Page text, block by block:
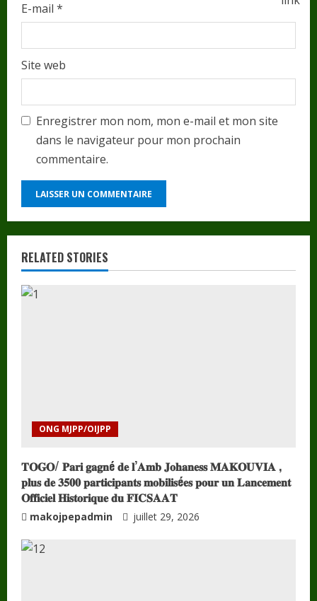
E-mail *
Site web
Enregistrer mon nom, mon e-mail et mon site
dans le navigateur pour mon prochain
commentaire.
RELATED STORIES
ONG MJPP/OIJPP
𝐓𝐎𝐆𝐎/ 𝐏𝐚𝐫𝐢 𝐠𝐚𝐠𝐧é 𝐝𝐞 𝐥’𝐀𝐦𝐛 𝐉𝐨𝐡𝐚𝐧𝐞𝐬𝐬 𝐌𝐀𝐊𝐎𝐔𝐕𝐈𝐀 ,
𝐩𝐥𝐮𝐬 𝐝𝐞 𝟑𝟓𝟎𝟎 𝐩𝐚𝐫𝐭𝐢𝐜𝐢𝐩𝐚𝐧𝐭𝐬 𝐦𝐨𝐛𝐢𝐥𝐢𝐬é𝐞𝐬 𝐩𝐨𝐮𝐫 𝐮𝐧 𝐋𝐚𝐧𝐜𝐞𝐦𝐞𝐧𝐭
𝐎𝐟𝐟𝐢𝐜𝐢𝐞𝐥 𝐇𝐢𝐬𝐭𝐨𝐫𝐢𝐪𝐮𝐞 𝐝𝐮 𝐅𝐈𝐂𝐒𝐀𝐀𝐓
makojpepadmin juillet 29, 2026